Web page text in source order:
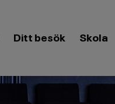
Öppna meny
Ditt besök Öppna
Skola